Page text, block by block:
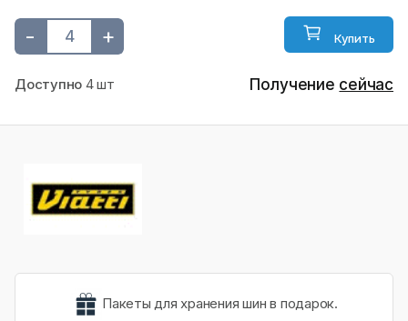
- + Купить
Доступно 4 шт Получение сейчас
Пакеты для хранения шин в подарок.